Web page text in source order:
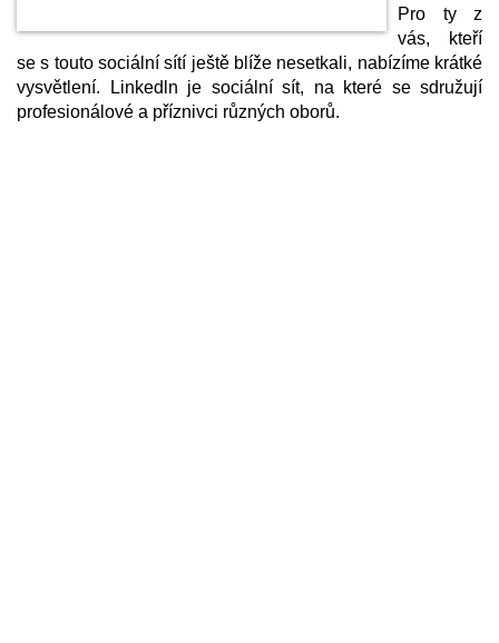
Pro ty z
vás, kteří
se s touto sociální sítí ještě blíže nesetkali, nabízíme krátké
vysvětlení. Linkedln je sociální sít, na které se sdružují
profesionálové a příznivci různých oborů.